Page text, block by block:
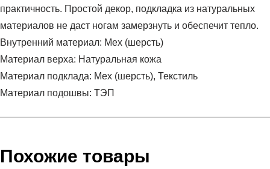
практичность. Простой декор, подкладка из натуральных
материалов не даст ногам замерзнуть и обеспечит тепло.
Внутренний материал: Мех (шерсть)
Материал верха: Натуральная кожа
Материал подклада: Мех (шерсть), Текстиль
Материал подошвы: ТЭП
Пол:женский
Инструкция по оплате есть в самом конце счета, который
Похожие товары